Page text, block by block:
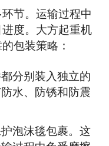
节。运输过程中
度。大方起重机
包装策略：
分别装入独立的
水、防锈和防震
泡沫毯包裹。这